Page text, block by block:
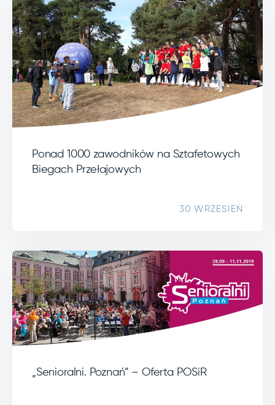
Ponad 1000 zawodników na Sztafetowych
Biegach Przełajowych
30 WRZESIEŃ
„Senioralni. Poznań” – Oferta POSiR